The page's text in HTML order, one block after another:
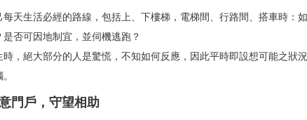
每天生活必經的路線，包括上、下樓梯，電梯間、行路間、搭車時：
是否可因地制宜，並伺機逃跑？
時，絕大部分的人是驚慌，不知如何反應，因此平時即設想可能之狀
門戶，守望相助